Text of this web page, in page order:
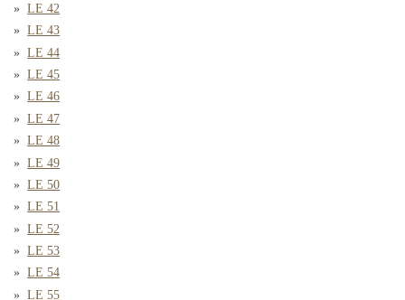
LE 42
LE 43
LE 44
LE 45
LE 46
LE 47
LE 48
LE 49
LE 50
LE 51
LE 52
LE 53
LE 54
LE 55